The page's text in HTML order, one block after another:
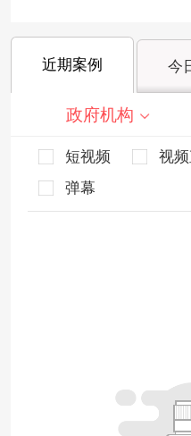
近期案例 今
政府机构
短视频 视
弹幕